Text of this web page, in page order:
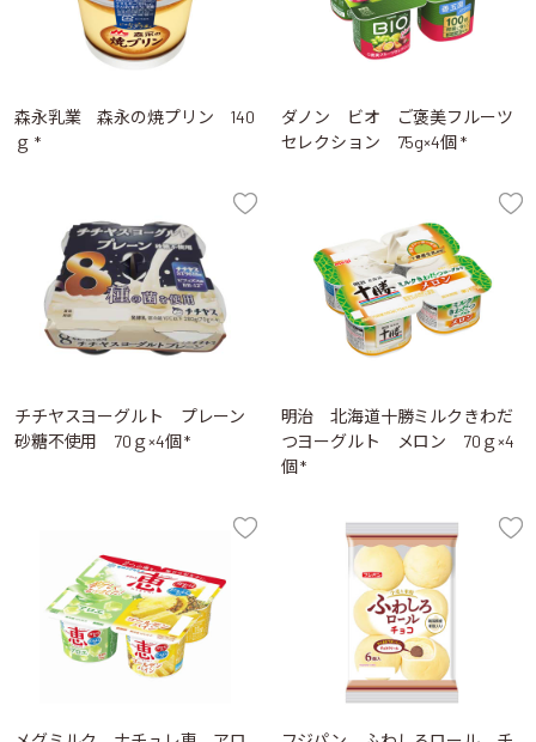
森永乳業 森永の焼プリン 140
ｇ *
ダノン ビオ ご褒美フルーツ
セレクション 75g×4個 *
チチヤスヨーグルト プレーン
砂糖不使用 70ｇ×4個 *
明治 北海道十勝ミルクきわだ
つヨーグルト メロン 70ｇ×4
個 *